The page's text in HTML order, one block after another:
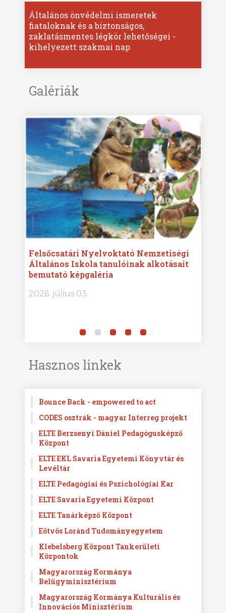
Általános önvédelmi ismeretek
fiataloknak és a biztonságos,
zaklatásmentes légkör lehetőségei -
kihelyezett szakmai nap
Galériák
Felsőcsatári Nyelvoktató Nemzetiségi
Általános Iskola tanulóinak alkotásait
bemutató képgaléria
2026. július 03.
Hasznos linkek
Bounce Back - empowered to act
CODES osztrák - magyar Interreg projekt
ELTE Berzsenyi Dániel Pedagógusképző
Központ
ELTE EKL Savaria Egyetemi Könyvtár és
Levéltár
ELTE Pedagógiai és Pszichológiai Kar
ELTE Savaria Egyetemi Központ
ELTE Tanárképző Központ
Eötvös Loránd Tudományegyetem
Klebelsberg Központ Tankerületi
Központok
Magyarország Kormánya
Belügyminisztérium
Magyarország Kormánya Kulturális és
Innovációs Minisztérium